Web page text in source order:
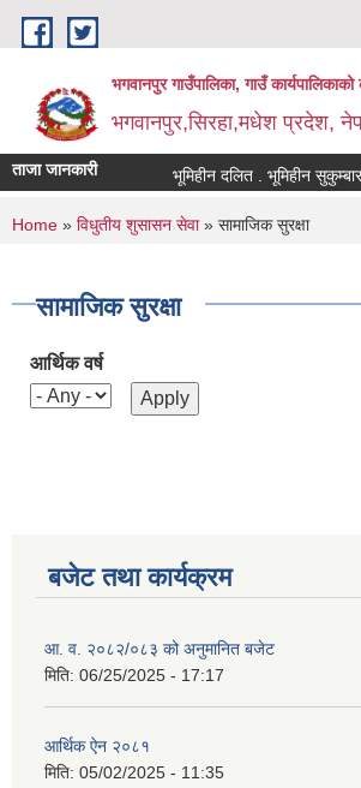
Skip to main content
भगवानपुर गाउँपालिका, गाउँ कार्यपालिकाको
भगवानपुर,सिरहा,मधेश प्रदेश,
ताजा जानकारी भूमिहीन दलित . भूमिहीन
You are here
Home » विधुतीय शुसासन सेवा» सामाजिक सुरक्षा
सामाजिक सुरक्षा
आर्थिक वर्ष
बजेट तथा कार्यक्रम
आ. व. २०८२/०८३ को अनुमानित बजेट
मिति: 06/25/2025 - 17:17
आर्थिक ऐन २०८१
मिति: 05/02/2025 - 11:35